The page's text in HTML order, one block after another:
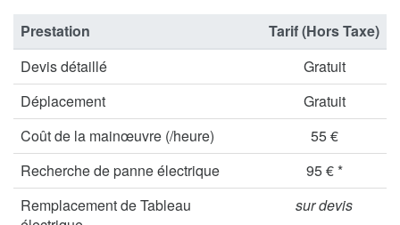
Prestation
Tarif (Hors Taxe)
Devis détaillé
Gratuit
Déplacement
Gratuit
Coût de la mainœuvre (/heure)
55 €
Recherche de panne électrique
95 € *
Remplacement de Tableau
sur devis